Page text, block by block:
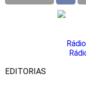
EDITORIAS